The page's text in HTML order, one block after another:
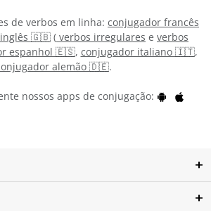
de verbos em linha: conjugador francês
inglês 🇬🇧 ( verbos irregulares e verbos
espanhol 🇪🇸, conjugador italiano 🇮🇹,
alemão 🇩🇪.
nossos apps de conjugação: